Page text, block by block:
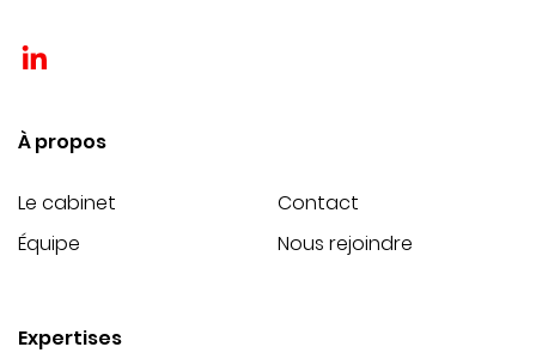
À propos
Le cabinet
Équipe
Contact
Nous rejoindre
Expertises